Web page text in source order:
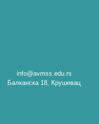
info@avmss.edu.rs
Балканска 18, Крушевац